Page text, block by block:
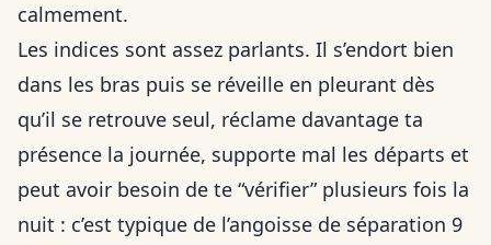
calmement.
Les indices sont assez parlants. Il s’endort bien
dans les bras puis se réveille en pleurant dès
qu’il se retrouve seul, réclame davantage ta
présence la journée, supporte mal les départs et
peut avoir besoin de te “vérifier” plusieurs fois la
nuit : c’est typique de l’angoisse de séparation 9